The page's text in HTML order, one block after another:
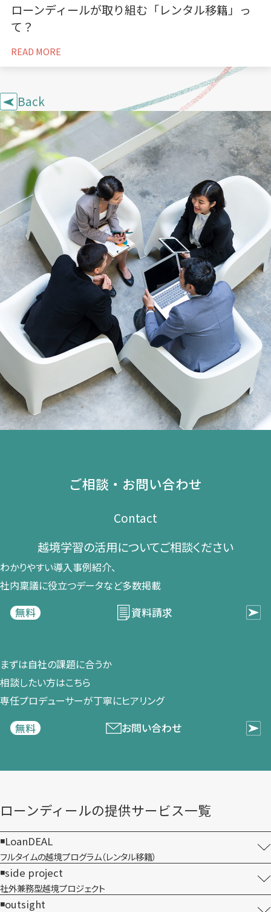
ローンディールが取り組む「レンタル移籍」っ
て？
READ MORE
Back
ご相談・お問い合わせ
Contact
越境学習の​活用に​ついて​ご相談ください​
わかりやすい導入事例紹介、​
社内稟議に​役立つデータなど​多数掲載
無料
資料請求
まずは​自社の​課題に​合うか​
相談したい方は​こちら
専任プロデューサーが​丁寧に​ヒアリング
無料
お問い合わせ
ローンディールの​提供サービス一覧
LoanDEAL
フルタイムの越境プログラム​（レンタル移籍）
side project
社外兼務型​越境プロジェクト
outsight